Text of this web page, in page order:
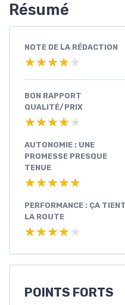
Résumé
NOTE DE LA RÉDACTION
★★★★★
★★★★★
BON RAPPORT
QUALITÉ/PRIX
★★★★★
★★★★★
AUTONOMIE : UNE
PROMESSE PRESQUE
TENUE
★★★★★
★★★★★
PERFORMANCE : ÇA TIENT
LA ROUTE
★★★★★
★★★★★
POINTS FORTS